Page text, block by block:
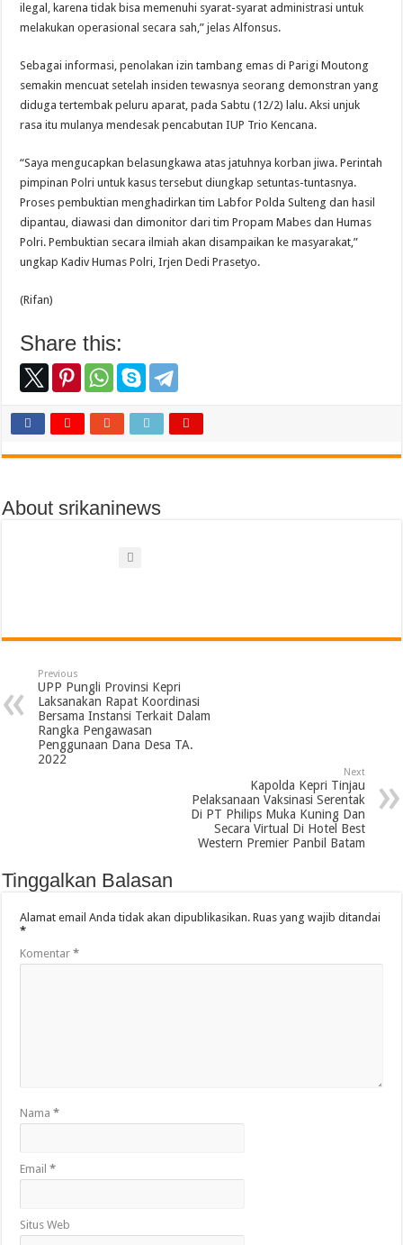
ilegal, karena tidak bisa memenuhi syarat-syarat administrasi untuk
melakukan operasional secara sah,” jelas Alfonsus.
Sebagai informasi, penolakan izin tambang emas di Parigi Moutong
semakin mencuat setelah insiden tewasnya seorang demonstran yang
diduga tertembak peluru aparat, pada Sabtu (12/2) lalu. Aksi unjuk
rasa itu mulanya mendesak pencabutan IUP Trio Kencana.
“Saya mengucapkan belasungkawa atas jatuhnya korban jiwa. Perintah
pimpinan Polri untuk kasus tersebut diungkap setuntas-tuntasnya.
Proses pembuktian menghadirkan tim Labfor Polda Sulteng dan hasil
dipantau, diawasi dan dimonitor dari tim Propam Mabes dan Humas
Polri. Pembuktian secara ilmiah akan disampaikan ke masyarakat,”
ungkap Kadiv Humas Polri, Irjen Dedi Prasetyo.
(Rifan)
Share this:
About srikaninews
Previous
UPP Pungli Provinsi Kepri
Laksanakan Rapat Koordinasi
Bersama Instansi Terkait Dalam
Rangka Pengawasan
Penggunaan Dana Desa TA.
2022
Next
Kapolda Kepri Tinjau
Pelaksanaan Vaksinasi Serentak
Di PT Philips Muka Kuning Dan
Secara Virtual Di Hotel Best
Western Premier Panbil Batam
Tinggalkan Balasan
Alamat email Anda tidak akan dipublikasikan. Ruas yang wajib ditandai
*
Komentar*
Nama*
Email*
Situs Web